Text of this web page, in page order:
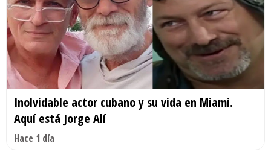
Inolvidable actor cubano y su vida en Miami.
Aquí está Jorge Alí
Hace 1 día